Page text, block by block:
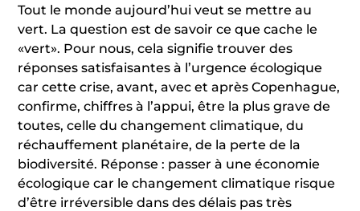
Tout le monde aujourd’hui veut se mettre au
vert. La question est de savoir ce que cache le
«vert». Pour nous, cela signifie trouver des
réponses satisfaisantes à l’urgence écologique
car cette crise, avant, avec et après Copenhague,
confirme, chiffres à l’appui, être la plus grave de
toutes, celle du changement climatique, du
réchauffement planétaire, de la perte de la
biodiversité. Réponse : passer à une économie
écologique car le changement climatique risque
d’être irréversible dans des délais pas très